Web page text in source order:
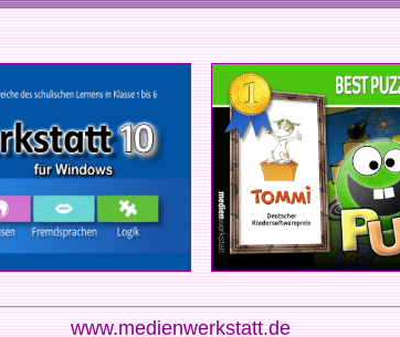
www.medienwerkstatt.de